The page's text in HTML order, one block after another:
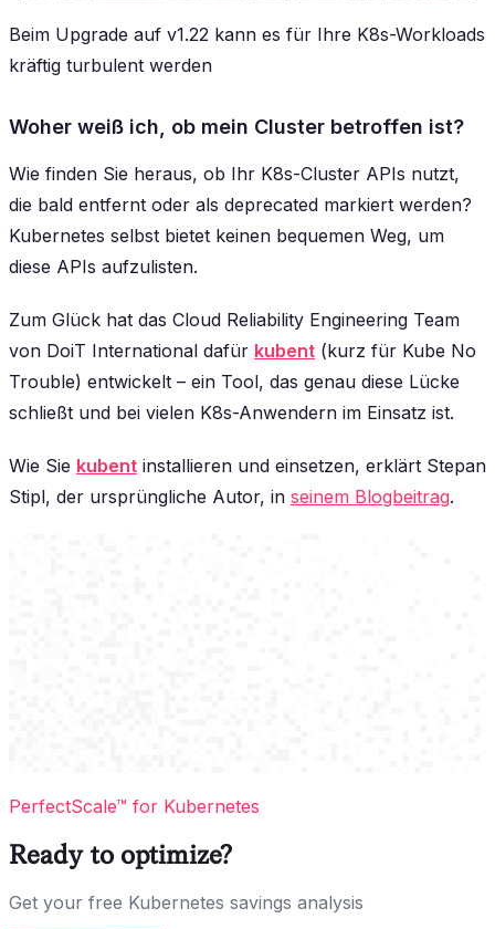
Beim Upgrade auf v1.22 kann es für Ihre K8s-Workloads
kräftig turbulent werden
Woher weiß ich, ob mein Cluster betroffen ist?
Wie finden Sie heraus, ob Ihr K8s-Cluster APIs nutzt,
die bald entfernt oder als deprecated markiert werden?
Kubernetes selbst bietet keinen bequemen Weg, um
diese APIs aufzulisten.
Zum Glück hat das Cloud Reliability Engineering Team
von DoiT International dafür kubent (kurz für Kube No
Trouble) entwickelt – ein Tool, das genau diese Lücke
schließt und bei vielen K8s-Anwendern im Einsatz ist.
Wie Sie kubent installieren und einsetzen, erklärt Stepan
Stipl, der ursprüngliche Autor, in seinem Blogbeitrag.
PerfectScale™ for Kubernetes
Ready to optimize?
Get your free Kubernetes savings analysis